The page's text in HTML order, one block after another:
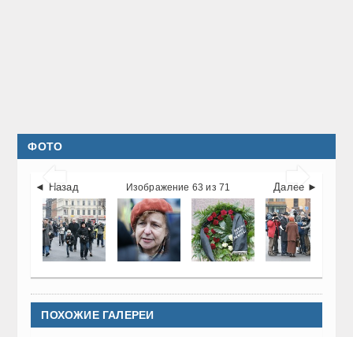
ФОТО
 
◄ Назад Далее ►
Изображение 63 из 71
ПОХОЖИЕ ГАЛЕРЕИ